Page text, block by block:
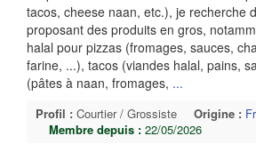
tacos, cheese naan, etc.), je recherche
proposant des produits en gros,
halal pour pizzas (fromages, sauces,
farine, ...), tacos (viandes halal, pains,
(pâtes à naan, fromages, ...
Profil : Courtier / Grossiste Origine :
Membre depuis : 22/05/2026